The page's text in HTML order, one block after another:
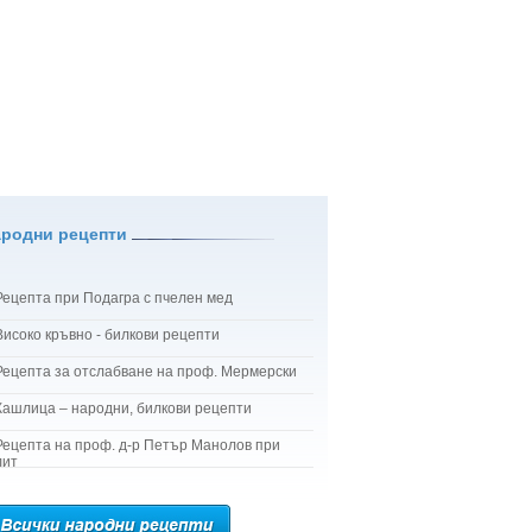
рецепти
при Подагра с пчелен мед
кръвно - билкови рецепти
за отслабване на проф. Мермерски
– народни, билкови рецепти
на проф. д-р Петър Манолов при